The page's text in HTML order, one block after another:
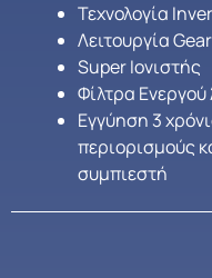
Τεχνολογία
Λειτουργία
Super Ιονιστής
Φίλτρα
Εγγύηση 3
περιορισμούς
συμπιεστή